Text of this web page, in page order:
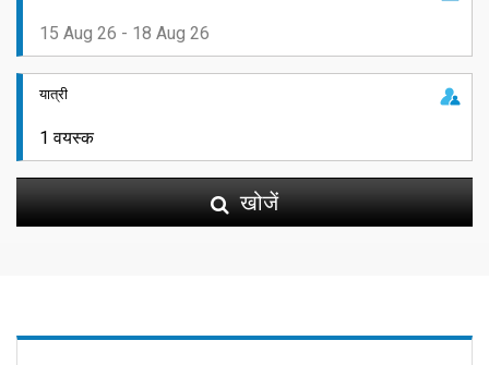
यात्री
खोजें